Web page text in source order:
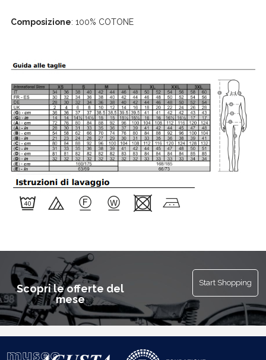
Composizione: 100% COTONE
Scopri le offerte del
mese
Start Shopping